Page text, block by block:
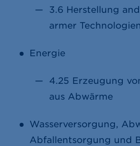
3.6 Herstellung
armer Technologien
Energie
4.25 Erzeugung
aus Abwärme
Wasserversorgung,
Abfallentsorgung und